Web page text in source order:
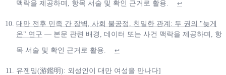
맥락을 제공하며, 항목 서술 및 확인 근거로 활용. ↩
대만 전후 민족 간 장벽, 사회 불공정, 친밀한 관계: 두 권의 "늦게
온" 연구 — 본문 관련 배경, 데이터 또는 사건 맥락을 제공하며, 항
목 서술 및 확인 근거로 활용. ↩
유젠밍(游鑑明): 외성인이 대만 여성을 만나다]